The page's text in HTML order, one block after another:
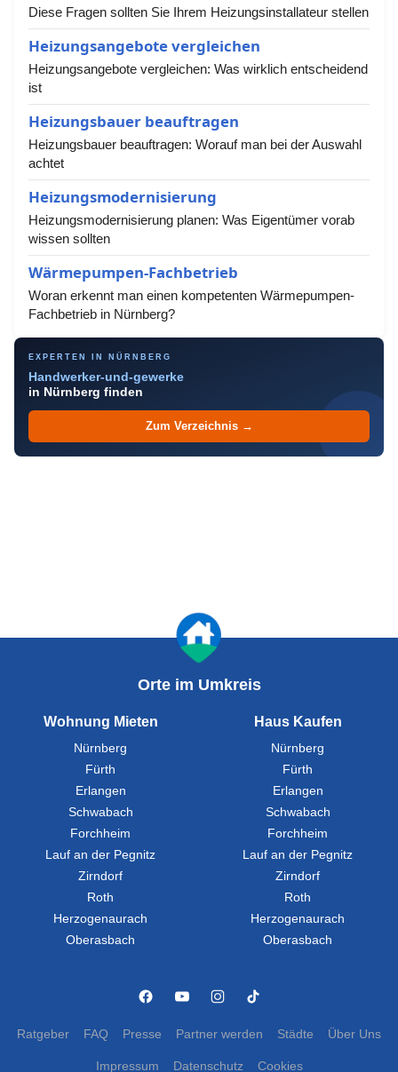
Diese Fragen sollten Sie Ihrem Heizungsinstallateur stellen
Heizungsangebote vergleichen
Heizungsangebote vergleichen: Was wirklich entscheidend
ist
Heizungsbauer beauftragen
Heizungsbauer beauftragen: Worauf man bei der Auswahl
achtet
Heizungsmodernisierung
Heizungsmodernisierung planen: Was Eigentümer vorab
wissen sollten
Wärmepumpen-Fachbetrieb
Woran erkennt man einen kompetenten Wärmepumpen-
Fachbetrieb in Nürnberg?
EXPERTEN IN NÜRNBERG
Handwerker-und-gewerke
in Nürnberg finden
Zum Verzeichnis →
Orte im Umkreis
Wohnung Mieten
Nürnberg
Fürth
Erlangen
Schwabach
Forchheim
Lauf an der Pegnitz
Zirndorf
Roth
Herzogenaurach
Oberasbach
Haus Kaufen
Nürnberg
Fürth
Erlangen
Schwabach
Forchheim
Lauf an der Pegnitz
Zirndorf
Roth
Herzogenaurach
Oberasbach
Ratgeber FAQ Presse Partner werden Städte Über Uns
Impressum Datenschutz Cookies